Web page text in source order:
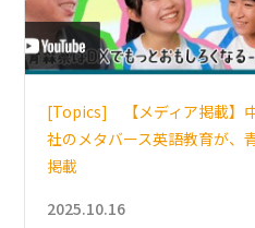
[Topics] 【メディア掲載】
社のメタバース英語教育が、
掲載
2025.10.16